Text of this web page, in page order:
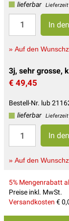
lieferbar
» Auf den
3j, sehr grosse,
€ 49,45
Bestell-Nr. lub
lieferbar
» Auf den
5% Mengenrabatt
Preise inkl. MwSt.
Versandkosten €